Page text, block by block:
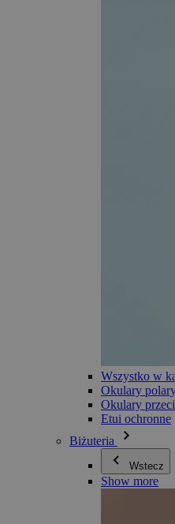
Wszystko w
Okulary
Okulary
Etui ochronne
Biżuteria
Wstecz
Show more